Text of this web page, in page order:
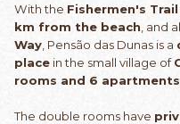
With the Fishermen's Trail
km from the beach , and
Way , Pensão das Dunas is a
place in the small village of
rooms and 6 apartments
The double rooms have